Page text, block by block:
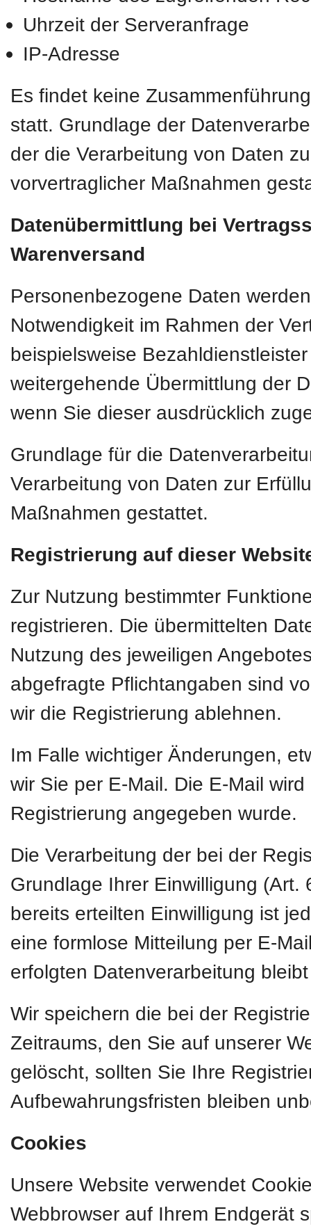
Uhrzeit der Serveranfrage
IP-Adresse
Es findet keine
statt. Grundlage der
der die Verarbeitung von Daten
vorvertraglicher Maßnahmen
Datenübermittlung bei
Warenversand
Personenbezogene Daten
Notwendigkeit im Rahmen der
beispielsweise
weitergehende Übermittlung der
wenn Sie dieser ausdrücklich
Grundlage für die
Verarbeitung von Daten zur
Maßnahmen gestattet.
Registrierung auf dieser
Zur Nutzung bestimmter
registrieren. Die übermittelten
Nutzung des jeweiligen
abgefragte Pflichtangaben sind
wir die Registrierung ablehnen.
Im Falle wichtiger Änderungen,
wir Sie per E-Mail. Die E-Mail
Registrierung angegeben wurde.
Die Verarbeitung der bei der
Grundlage Ihrer Einwilligung (Art.
bereits erteilten Einwilligung ist
eine formlose Mitteilung per E-
erfolgten Datenverarbeitung
Wir speichern die bei der
Zeitraums, den Sie auf unserer
gelöscht, sollten Sie Ihre
Aufbewahrungsfristen bleiben
Cookies
Unsere Website verwendet
Webbrowser auf Ihrem Endgerät